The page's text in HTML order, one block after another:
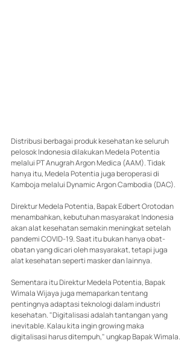
Distribusi berbagai produk kesehatan ke seluruh
pelosok Indonesia dilakukan Medela Potentia
melalui PT Anugrah Argon Medica (AAM). Tidak
hanya itu, Medela Potentia juga beroperasi di
Kamboja melalui Dynamic Argon Cambodia (DAC).
Direktur Medela Potentia, Bapak Edbert Orotodan
menambahkan, kebutuhan masyarakat Indonesia
akan alat kesehatan semakin meningkat setelah
pandemi COVID-19. Saat itu bukan hanya obat-
obatan yang dicari oleh masyarakat, tetapi juga
alat kesehatan seperti masker dan lainnya.
Sementara itu Direktur Medela Potentia, Bapak
Wimala Wijaya juga memaparkan tentang
pentingnya adaptasi teknologi dalam industri
kesehatan. "Digitalisasi adalah tantangan yang
inevitable. Kalau kita ingin growing maka
digitalisasi harus ditempuh," ungkap Bapak Wimala.